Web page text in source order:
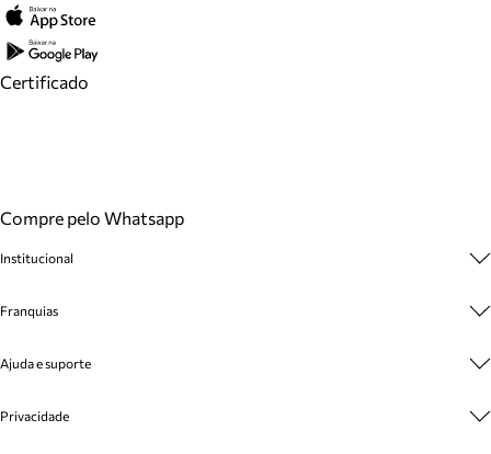
Certificado
Compre pelo Whatsapp
Institucional
Cashback
Venda Corporativa
Mapa do Site
Franquias
Plano de Negócio
Ajuda e suporte
Cadastro
Privacidade